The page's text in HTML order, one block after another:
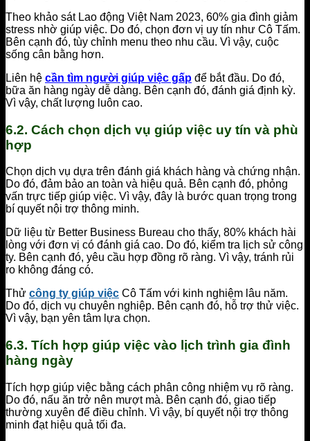
Theo khảo sát Lao động Việt Nam 2023, 60% gia đình giảm
stress nhờ giúp việc. Do đó, chọn đơn vị uy tín như Cô Tấm.
Bên cạnh đó, tùy chỉnh menu theo nhu cầu. Vì vậy, cuộc
sống cân bằng hơn.
Liên hệ cần tìm người giúp việc gấp để bắt đầu. Do đó,
bữa ăn hàng ngày dễ dàng. Bên cạnh đó, đánh giá định kỳ.
Vì vậy, chất lượng luôn cao.
6.2. Cách chọn dịch vụ giúp việc uy tín và phù
hợp
Chọn dịch vụ dựa trên đánh giá khách hàng và chứng nhận.
Do đó, đảm bảo an toàn và hiệu quả. Bên cạnh đó, phỏng
vấn trực tiếp giúp việc. Vì vậy, đây là bước quan trọng trong
bí quyết nội trợ thông minh.
Dữ liệu từ Better Business Bureau cho thấy, 80% khách hài
lòng với đơn vị có đánh giá cao. Do đó, kiểm tra lịch sử công
ty. Bên cạnh đó, yêu cầu hợp đồng rõ ràng. Vì vậy, tránh rủi
ro không đáng có.
Thử công ty giúp việc Cô Tấm với kinh nghiệm lâu năm.
Do đó, dịch vụ chuyên nghiệp. Bên cạnh đó, hỗ trợ thử việc.
Vì vậy, bạn yên tâm lựa chọn.
6.3. Tích hợp giúp việc vào lịch trình gia đình
hàng ngày
Tích hợp giúp việc bằng cách phân công nhiệm vụ rõ ràng.
Do đó, nấu ăn trở nên mượt mà. Bên cạnh đó, giao tiếp
thường xuyên để điều chỉnh. Vì vậy, bí quyết nội trợ thông
minh đạt hiệu quả tối đa.